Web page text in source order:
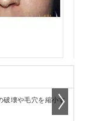
破壊や毛穴を縮小す